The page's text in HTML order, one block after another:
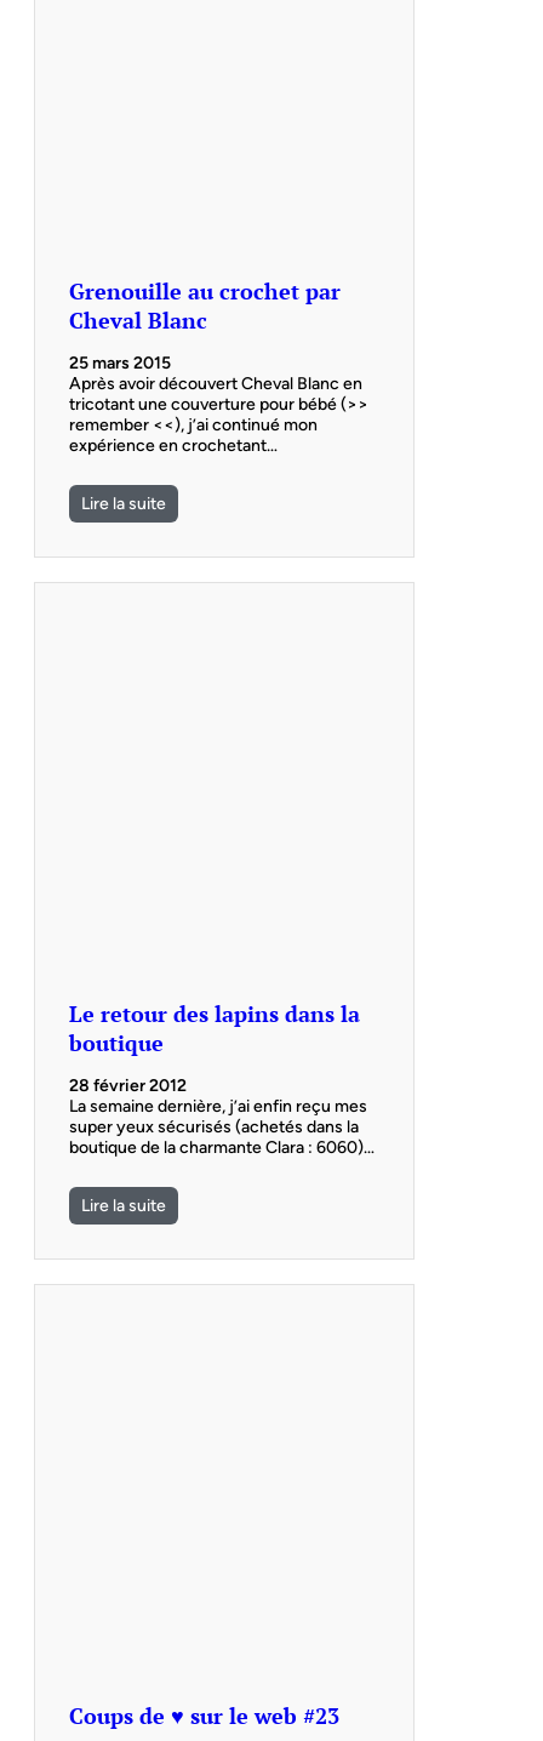
Grenouille au crochet par
Cheval Blanc
25 mars 2015
Après avoir découvert Cheval Blanc en
tricotant une couverture pour bébé (>>
remember <<), j’ai continué mon
expérience en crochetant…
Lire la suite
Le retour des lapins dans la
boutique
28 février 2012
La semaine dernière, j’ai enfin reçu mes
super yeux sécurisés (achetés dans la
boutique de la charmante Clara : 6060)…
Lire la suite
Coups de ♥ sur le web #23